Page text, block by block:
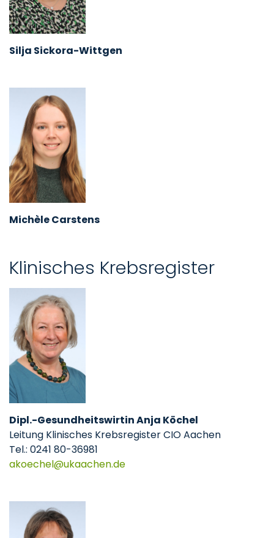
Silja Sickora-Wittgen
Michèle Carstens
Klinisches Krebsregister
Dipl.-Gesundheitswirtin Anja Köchel
Leitung Klinisches Krebsregister CIO Aachen
Tel.: 0241 80-36981
akoechel
ukaachende